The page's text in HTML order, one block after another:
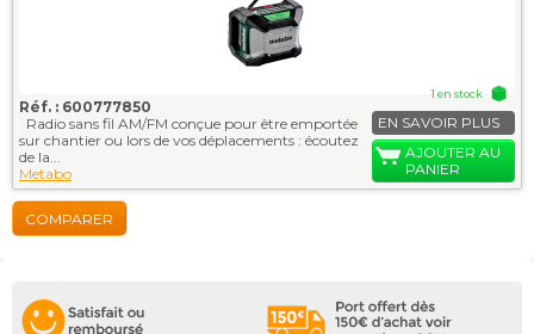
Réf. : 600777850
Radio sans fil AM/FM conçue pour être emportée
sur chantier ou lors de vos déplacements : écoutez
de la...
Metabo
1 en stock
EN SAVOIR PLUS
AJOUTER AU
PANIER
COMPARER